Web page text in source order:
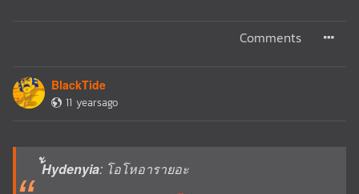
Comments
BlackTide
11 yearsago
้ัHydenyia: โอโหอารายอะ